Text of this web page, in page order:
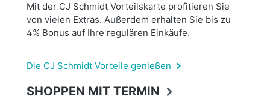
Mit der CJ Schmidt Vorteilskarte profitieren Sie
von vielen Extras. Außerdem erhalten Sie bis zu
4% Bonus auf Ihre regulären Einkäufe.
Die CJ Schmidt Vorteile genießen
SHOPPEN MIT TERMIN